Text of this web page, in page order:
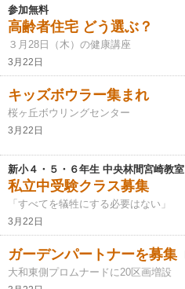
参加無料
高齢者住宅 どう選ぶ？
３月28日（木）の健康講座
3月22日
キッズボウラー集まれ
桜ヶ丘ボウリングセンター
3月22日
新小４・５・６年生 中央林間宮崎教室
私立中受験クラス募集
「すべてを犠牲にする必要はない」
3月22日
ガーデンパートナーを募集
大和東側プロムナードに20区画増設